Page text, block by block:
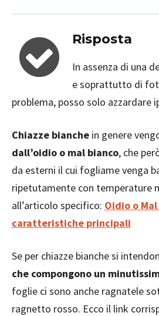
Risposta
In assenza di una
e soprattutto di
problema, posso solo azzardare
Chiazze bianche in genere
dall’oidio o mal bianco, che
da esterni il cui fogliame venga
ripetutamente con temperature
all’articolo specifico: Oidio o
caratteristiche principali
Se per chiazze bianche si
che compongono un
foglie ci sono anche ragnatele
ragnetto rosso. Ecco il link